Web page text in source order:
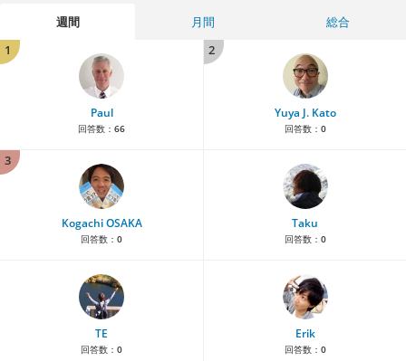
週間 月間
総合
1
Paul
回答数： 66
2
Yuya J. Kato
回答数： 0
3
Kogachi OSAKA
回答数： 0
Taku
回答数： 0
TE
回答数： 0
Erik
回答数： 0